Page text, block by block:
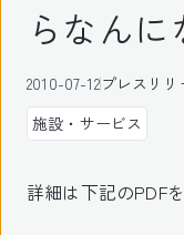
らなんに
2010-07-12プレスリリ
施設・サービス
詳細は下記のPDF